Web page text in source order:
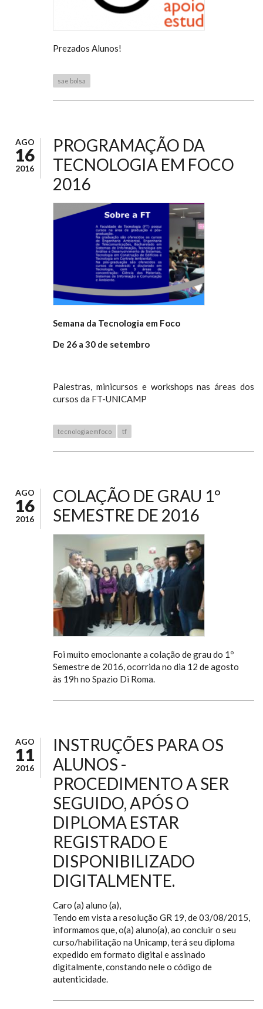
Prezados Alunos!
sae bolsa
AGO
16
2016
PROGRAMAÇÃO DA
TECNOLOGIA EM FOCO
2016
Semana da Tecnologia em Foco
De 26 a 30 de setembro
Palestras, minicursos e workshops nas áreas dos
cursos da FT-UNICAMP
tecnologiaemfoco tf
AGO
16
2016
COLAÇÃO DE GRAU 1º
SEMESTRE DE 2016
Foi muito emocionante a colação de grau do 1º
Semestre de 2016, ocorrida no dia 12 de agosto
às 19h no Spazio Di Roma.
AGO
11
2016
INSTRUÇÕES PARA OS
ALUNOS -
PROCEDIMENTO A SER
SEGUIDO, APÓS O
DIPLOMA ESTAR
REGISTRADO E
DISPONIBILIZADO
DIGITALMENTE.
Caro (a) aluno (a),
Tendo em vista a resolução GR 19, de 03/08/2015,
informamos que, o(a) aluno(a), ao concluir o seu
curso/habilitação na Unicamp, terá seu diploma
expedido em formato digital e assinado
digitalmente, constando nele o código de
autenticidade.